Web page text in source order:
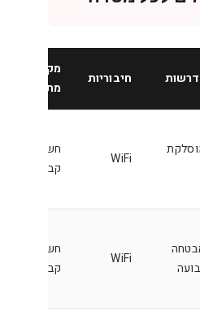
חיבוריות
מקור
מתח
WiFi
חשמל
קבוע
WiFi
חשמל
קבוע